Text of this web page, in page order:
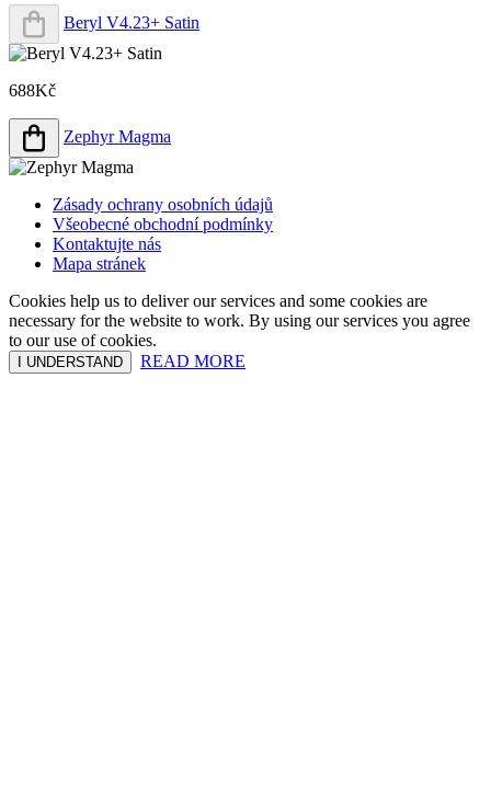
Beryl V4.23+ Satin
688Kč
Zephyr Magma
Zásady ochrany osobních údajů
Všeobecné obchodní podmínky
Kontaktujte nás
Mapa stránek
Cookies help us to deliver our services and some cookies are
necessary for the website to work. By using our services you agree
to our use of cookies.
I UNDERSTAND READ MORE